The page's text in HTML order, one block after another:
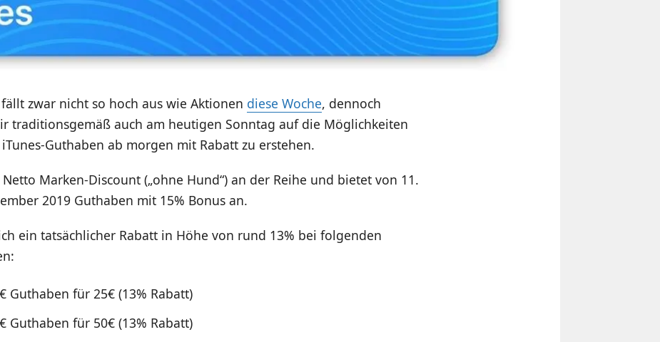
zwar nicht so hoch aus wie Aktionen diese Woche, dennoch
traditionsgemäß auch am heutigen Sonntag auf die Möglichkeiten
Guthaben ab morgen mit Rabatt zu erstehen.
Marken-Discount („ohne Hund“) an der Reihe und bietet von 11.
2019 Guthaben mit 15% Bonus an.
ein tatsächlicher Rabatt in Höhe von rund 13% bei folgenden
Guthaben für 25€ (13% Rabatt)
Guthaben für 50€ (13% Rabatt)